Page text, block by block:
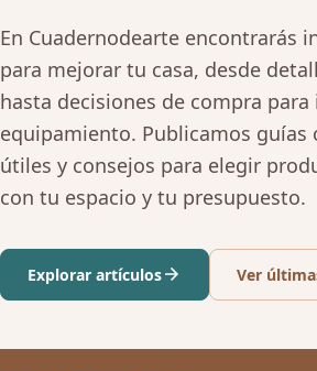
En Cuadernodearte encontrarás
para mejorar tu casa, desde
hasta decisiones de compra
equipamiento. Publicamos guías
útiles y consejos para elegir
con tu espacio y tu presupuesto.
Explorar artículos Ver